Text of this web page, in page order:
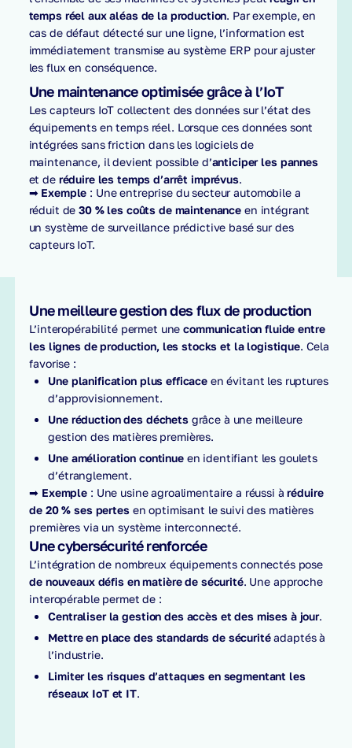
temps réel aux aléas de la production. Par exemple, en
cas de défaut détecté sur une ligne, l’information est
immédiatement transmise au système ERP pour ajuster
les flux en conséquence.
Une maintenance optimisée grâce à l’IoT
Les capteurs IoT collectent des données sur l’état des
équipements en temps réel. Lorsque ces données sont
intégrées sans friction dans les logiciels de
maintenance, il devient possible d’anticiper les pannes
et de réduire les temps d’arrêt imprévus.
➡ Exemple : Une entreprise du secteur automobile a
réduit de30 % les coûts de maintenance en intégrant
un système de surveillance prédictive basé sur des
capteurs IoT.
Une meilleure gestion des flux de production
L’interopérabilité permet unecommunication fluide entre
les lignes de production, les stocks et la logistique. Cela
favorise :
Une planification plus efficaceen évitant les ruptures
d’approvisionnement.
Une réduction des déchetsgrâce à une meilleure
gestion des matières premières.
Une amélioration continueen identifiant les goulets
d’étranglement.
➡ Exemple : Une usine agroalimentaire a réussi àréduire
de 20 % ses pertesen optimisant le suivi des matières
premières via un système interconnecté.
Une cybersécurité renforcée
L’intégration de nombreux équipements connectés pose
de nouveaux défis en matière de sécurité. Une approche
interopérable permet de :
Centraliser la gestion des accès et des mises à jour.
Mettre en place des standards de sécuritéadaptés à
l’industrie.
Limiter les risques d’attaques en segmentant les
réseaux IoT et IT.